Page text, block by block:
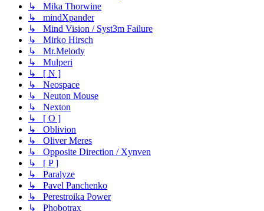
↳ Mika Thorwine
↳ mindXpander
↳ Mind Vision / Syst3m Failure
↳ Mirko Hirsch
↳ Mr.Melody
↳ Mulperi
↳ [ N ]
↳ Neospace
↳ Neuton Mouse
↳ Nexton
↳ [ O ]
↳ Oblivion
↳ Oliver Meres
↳ Opposite Direction / Xynven
↳ [ P ]
↳ Paralyze
↳ Pavel Panchenko
↳ Perestroika Power
↳ Phobotrax